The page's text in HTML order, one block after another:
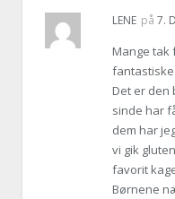
LENE på 7.
Mange tak
Det er
sinde har
dem har
vi gik
favorit
Børnene